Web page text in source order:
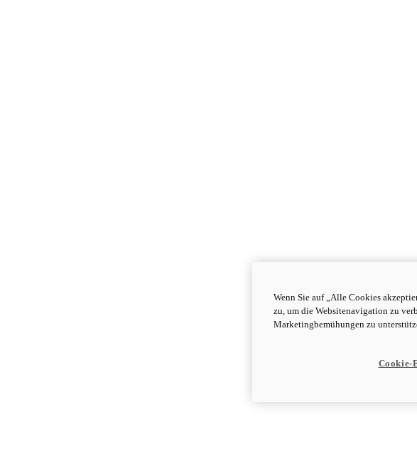
Wenn Sie auf „Alle Cookies
zu, um die Websitenavigation zu
Marketingbemühungen zu
Cookie-